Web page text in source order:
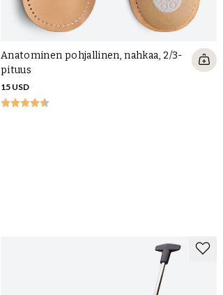
Anatominen pohjallinen, nahkaa, 2/3-
pituus
15 USD